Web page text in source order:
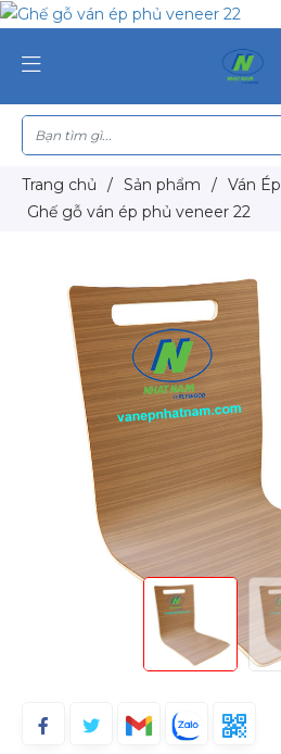
Trang chủ / Sản phẩm / Ván Ép
Ghế gỗ ván ép phủ veneer 22